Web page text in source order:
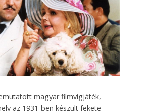
magyar filmvígjáték,
az 1931-ben készült fekete-